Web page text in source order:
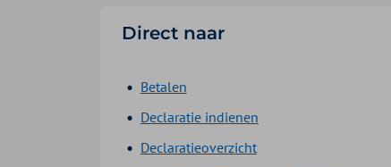
Direct naar
Betalen
Declaratie indienen
Declaratieoverzicht